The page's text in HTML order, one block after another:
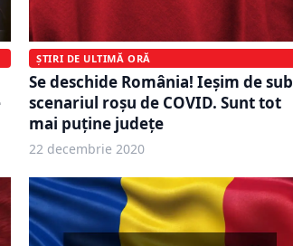
ȘTIRI DE ULTIMĂ ORĂ
Se deschide România! Ieșim de sub
scenariul roșu de COVID. Sunt tot
mai puține județe
22 decembrie 2020